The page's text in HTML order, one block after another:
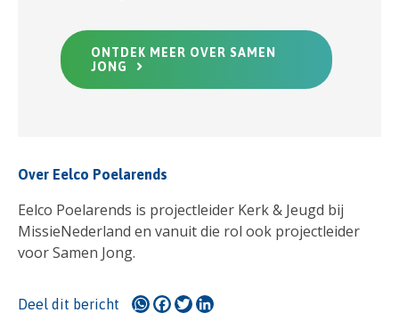
ONTDEK MEER OVER SAMEN
JONG
Over Eelco Poelarends
Eelco Poelarends is projectleider Kerk & Jeugd bij
MissieNederland en vanuit die rol ook projectleider
voor Samen Jong.
Deel dit bericht WhatsApp
Facebook
Twitter